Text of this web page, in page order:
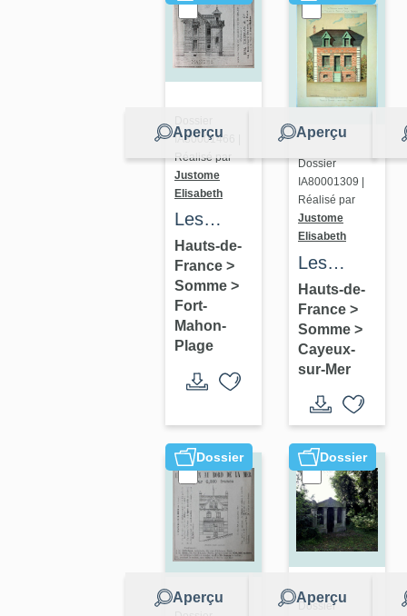
Aperçu
IA80001466 |
Réalisé par
Justome
Elisabeth
Les
maisons
et les
immeubles
de la
station
balnéaire
de Fort-
Mahon-
Plage
Hauts-de-
France >
Somme >
Fort-
Mahon-
Plage
Aperçu
Dossier
IA80001309 |
Réalisé par
Justome
Elisabeth
Les
maisons
et les
immeubles
de
balnéaire
de
Cayeux-
sur-Mer
Hauts-de-
France >
Somme >
Cayeux-
sur-Mer
Dossier
Aperçu
Dossier
Aperçu
Dossier